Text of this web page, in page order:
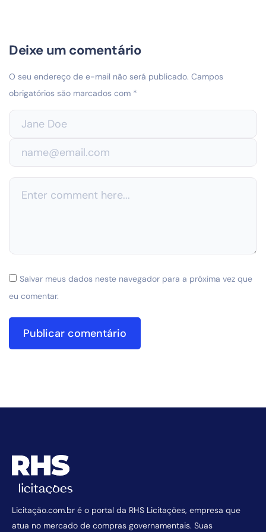
Deixe um comentário
O seu endereço de e-mail não será publicado. Campos
obrigatórios são marcados com *
Salvar meus dados neste navegador para a próxima vez que
eu comentar.
Licitação.com.br é o portal da RHS Licitações, empresa que
atua no mercado de compras governamentais. Suas